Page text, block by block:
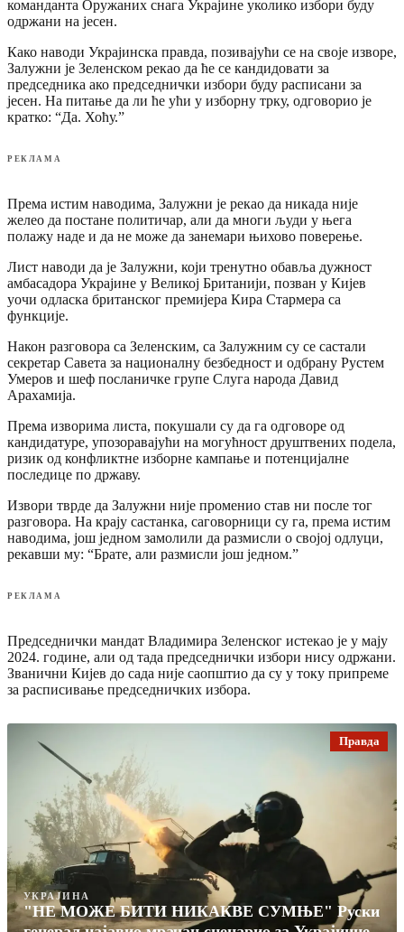
команданта Оружаних снага Украјине уколико избори буду
одржани на јесен.
Како наводи Украјинска правда, позивајући се на своје изворе,
Залужни је Зеленском рекао да ће се кандидовати за
председника ако председнички избори буду расписани за
јесен. На питање да ли ће ући у изборну трку, одговорио је
кратко: “Да. Хоћу.”
РЕКЛАМА
Према истим наводима, Залужни је рекао да никада није
желео да постане политичар, али да многи људи у њега
полажу наде и да не може да занемари њихово поверење.
Лист наводи да је Залужни, који тренутно обавља дужност
амбасадора Украјине у Великој Британији, позван у Кијев
уочи одласка британског премијера Кира Стармера са
функције.
Након разговора са Зеленским, са Залужним су се састали
секретар Савета за националну безбедност и одбрану Рустем
Умеров и шеф посланичке групе Слуга народа Давид
Арахамија.
Према изворима листа, покушали су да га одговоре од
кандидатуре, упозоравајући на могућност друштвених подела,
ризик од конфликтне изборне кампање и потенцијалне
последице по државу.
Извори тврде да Залужни није променио став ни после тог
разговора. На крају састанка, саговорници су га, према истим
наводима, још једном замолили да размисли о својој одлуци,
рекавши му: “Брате, али размисли још једном.”
РЕКЛАМА
Председнички мандат Владимира Зеленског истекао је у мају
2024. године, али од тада председнички избори нису одржани.
Званични Кијев до сада није саопштио да су у току припреме
за расписивање председничких избора.
Правда
УКРАЈИНА
"НЕ МОЖЕ БИТИ НИКАКВЕ СУМЊЕ" Руски